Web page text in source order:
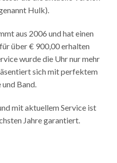
Hulk).
aus 2006 und hat einen
über € 900,00 erhalten
wurde die Uhr nur mehr
sich mit perfektem
und Band.
mit aktuellem Service ist
Jahre garantiert.